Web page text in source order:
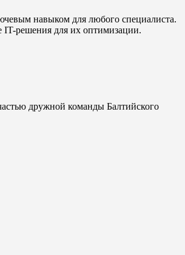
навыком для любого специалиста.
IT-решения для их оптимизации.
дружной команды Балтийского